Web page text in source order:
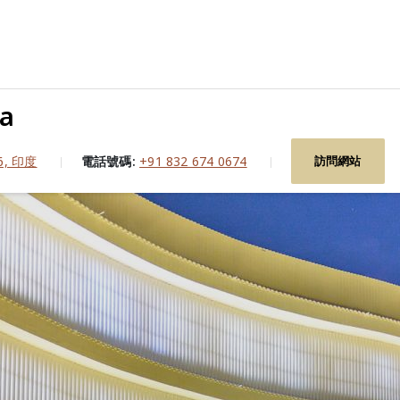
印度 電話號碼: +91 832 674 0674 訪問網站